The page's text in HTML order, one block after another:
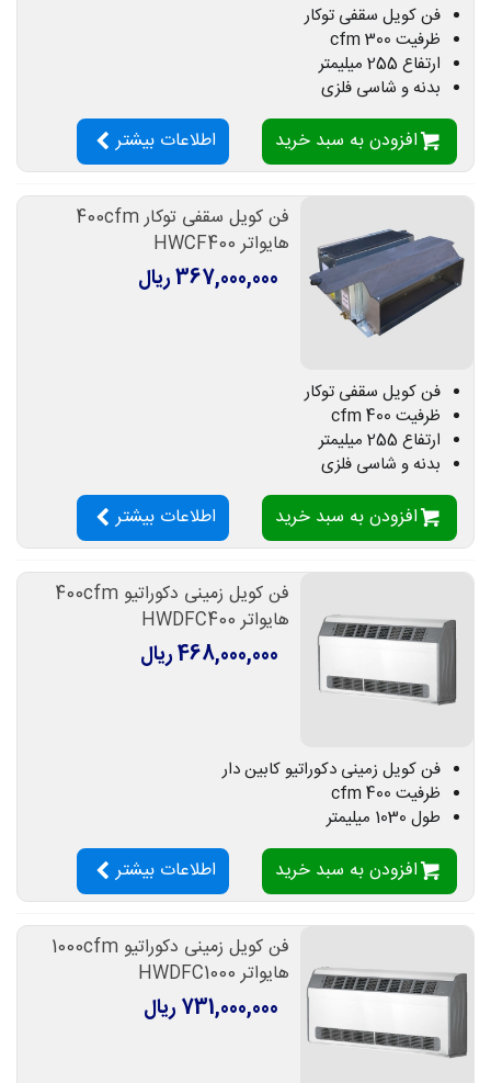
فن کویل سقفی توکار
ظرفیت 300 cfm
ارتفاع 255 میلیمتر
بدنه و شاسی فلزی
افزودن به سبد خرید اطلاعات بیشتر
فن کویل سقفی توکار 400cfm
هایواتر HWCF400
367,000,000 ریال
فن کویل سقفی توکار
ظرفیت 400 cfm
ارتفاع 255 میلیمتر
بدنه و شاسی فلزی
افزودن به سبد خرید اطلاعات بیشتر
فن کویل زمینی دکوراتیو 400cfm
هایواتر HWDFC400
468,000,000 ریال
فن کویل زمینی دکوراتیو کابین دار
ظرفیت 400 cfm
طول 1030 میلیمتر
افزودن به سبد خرید اطلاعات بیشتر
فن کویل زمینی دکوراتیو 1000cfm
هایواتر HWDFC1000
731,000,000 ریال